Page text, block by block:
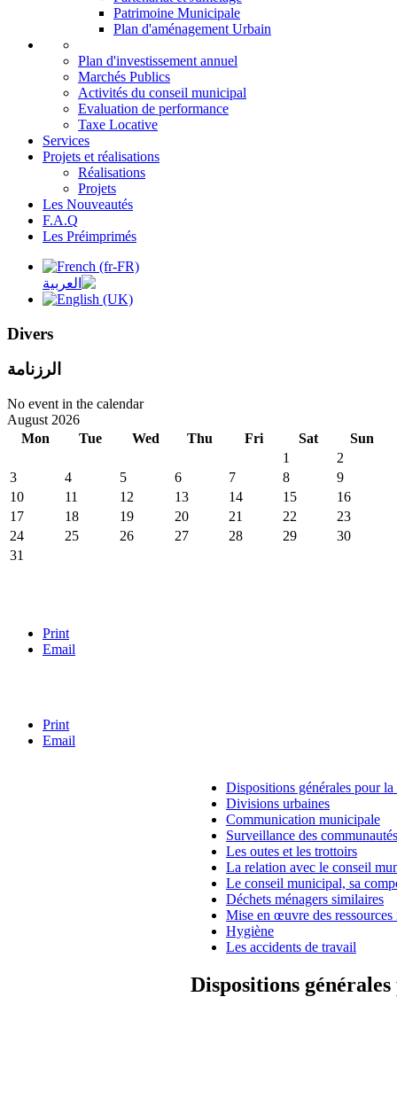
Patrimoine Municipale
Plan d'aménagement Urbain
Plan d'investissement annuel
Marchés Publics
Activités du conseil municipal
Evaluation de performance
Taxe Locative
Services
Projets et réalisations
Réalisations
Projets
Les Nouveautés
F.A.Q
Les Préimprimés
Divers
الرزنامة
No event in the calendar
August 2026
Mon
Tue Wed Thu Fri Sat
Sun
1
2
3
4 5 6 7 8
9
10
11 12 13 14 15
16
17
18 19 20 21 22
23
24
25 26 27 28 29
30
31
Print
Email
Print
Email
Dispositions générales pour
Divisions urbaines
Communication municipale
Surveillance des
Les outes et les trottoirs
La relation avec le conseil
Le conseil municipal, sa
Déchets ménagers similaires
Mise en œuvre des ressources
Hygiène
Les accidents de travail
Dispositions